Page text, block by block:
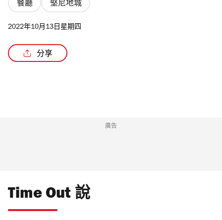
餐廳 堅尼地城
2022年10月13日星期四
分享
廣告
Time Out 說